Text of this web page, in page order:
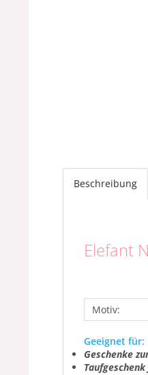
Beschreibung
Elefant
Motiv:
Geeignet für:
Geschenke